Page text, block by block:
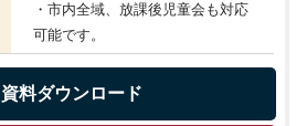
・市内全域、放課後児童会も対応
可能です。
資料ダウンロード